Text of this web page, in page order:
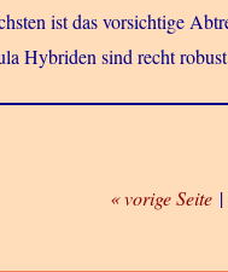
ist das vorsichtige
Hybriden sind recht
« vorige Seite |